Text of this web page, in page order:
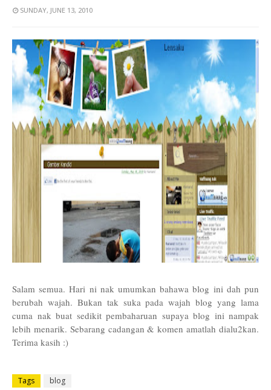
SUNDAY, JUNE 13, 2010
Salam semua. Hari ni nak umumkan bahawa blog ini dah pun
berubah wajah. Bukan tak suka pada wajah blog yang lama
cuma nak buat sedikit pembaharuan supaya blog ini nampak
lebih menarik. Sebarang cadangan & komen amatlah dialu2kan.
Terima kasih :)
Tags blog